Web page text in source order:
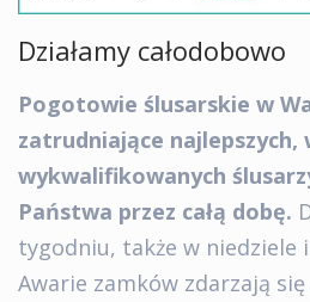
Działamy całodobowo
Pogotowie ślusarskie w
zatrudniające najlepszych,
wykwalifikowanych
Państwa przez całą dobę.
tygodniu, także w niedziele
Awarie zamków zdarzają